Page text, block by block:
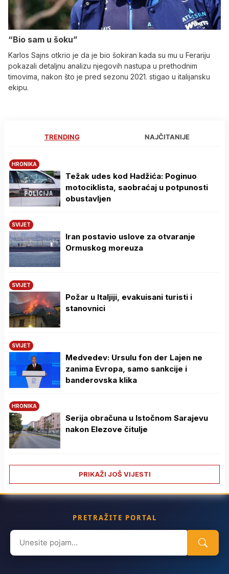
“Bio sam u šoku”
Karlos Sajns otkrio je da je bio šokiran kada su mu u Ferariju
pokazali detaljnu analizu njegovih nastupa u prethodnim
timovima, nakon što je pred sezonu 2021. stigao u italijansku
ekipu.
TRENDING NAJČITANIJE
HRONIKA
Težak udes kod Hadžića: Poginuo
motociklista, saobraćaj u potpunosti
obustavljen
SVIJET
Iran postavio uslove za otvaranje
Ormuskog moreuza
SVIJET
Požar u Italjiji, evakuisani turisti i
stanovnici
SVIJET
Medvedev: Ursulu fon der Lajen ne
zanima Evropa, samo sankcije i
banderovska klika
HRONIKA
Serija obračuna u Istočnom Sarajevu
nakon Elezove čitulje
PRIKAŽI JOŠ VIJESTI
PRETRAŽITE PORTAL
Search
for: